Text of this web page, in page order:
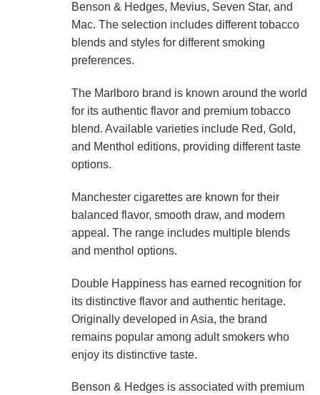
Benson & Hedges, Mevius, Seven Star, and
Mac. The selection includes different tobacco
blends and styles for different smoking
preferences.
The Marlboro brand is known around the world
for its authentic flavor and premium tobacco
blend. Available varieties include Red, Gold,
and Menthol editions, providing different taste
options.
Manchester cigarettes are known for their
balanced flavor, smooth draw, and modern
appeal. The range includes multiple blends
and menthol options.
Double Happiness has earned recognition for
its distinctive flavor and authentic heritage.
Originally developed in Asia, the brand
remains popular among adult smokers who
enjoy its distinctive taste.
Benson & Hedges is associated with premium